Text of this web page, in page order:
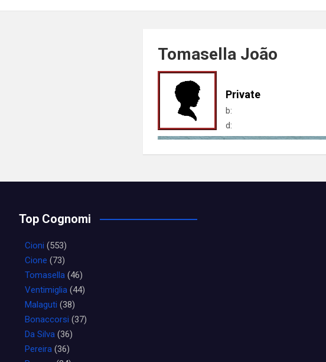
Tomasella João
Private
b:
d:
Top Cognomi
Cioni (553)
Cione (73)
Tomasella (46)
Ventimiglia (44)
Malaguti (38)
Bonaccorsi (37)
Da Silva (36)
Pereira (36)